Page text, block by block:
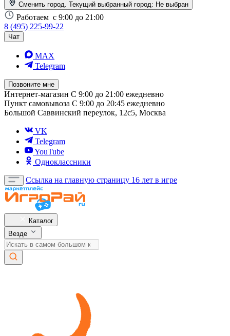
Сменить город. Текущий выбранный город: Не выбран
Работаем с 9:00 до 21:00
8 (495) 225-99-22
Чат
MAX
Telegram
Позвоните мне
Интернет-магазин С 9:00 до 21:00 ежедневно
Пункт самовывоза С 9:00 до 20:45 ежедневно
Большой Саввинский переулок, 12с5, Москва
VK
Telegram
YouTube
Одноклассники
Ссылка на главную страницу 16 лет в игре
Каталог
Везде